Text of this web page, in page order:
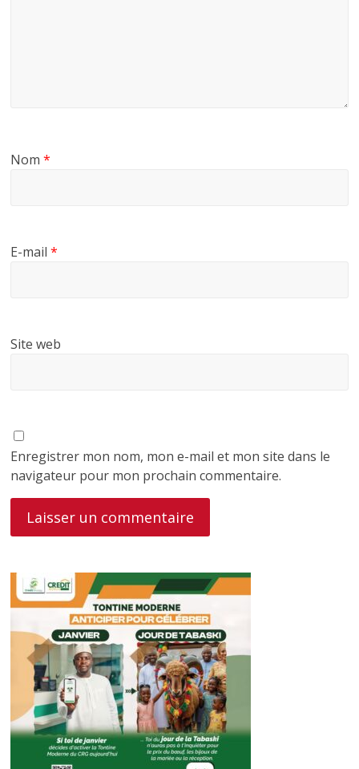
Nom*
E-mail*
Site web
Enregistrer mon nom, mon e-mail et mon site dans le
navigateur pour mon prochain commentaire.